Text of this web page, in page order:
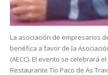
La asociación de empresarios
benéfica a favor de la
(AECC). El evento se celebrará
Restaurante Tío Paco de As